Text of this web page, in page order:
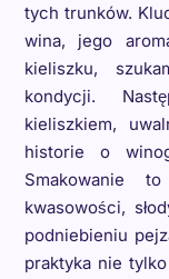
tych trunków.
wina, jego
kieliszku,
kondycji.
kieliszkiem,
historie o
Smakowanie
kwasowości,
podniebieniu
praktyka nie